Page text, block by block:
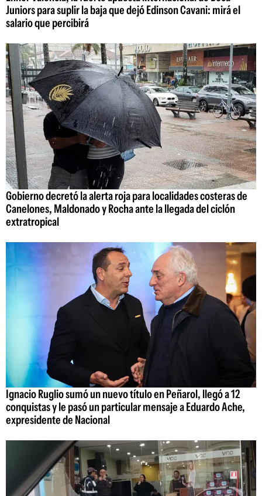
Juniors para suplir la baja que dejó Edinson Cavani: mirá el
salario que percibirá
Gobierno decretó la alerta roja para localidades costeras de
Canelones, Maldonado y Rocha ante la llegada del ciclón
extratropical
Ignacio Ruglio sumó un nuevo título en Peñarol, llegó a 12
conquistas y le pasó un particular mensaje a Eduardo Ache,
expresidente de Nacional